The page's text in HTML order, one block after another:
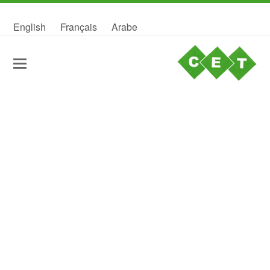
English Français Arabe